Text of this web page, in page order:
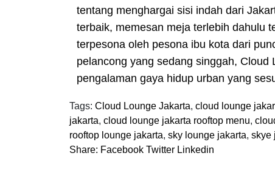
tentang menghargai sisi indah dari
terbaik, memesan meja terlebih dahulu
terpesona oleh pesona ibu kota dari
pelancong yang sedang singgah,
pengalaman gaya hidup urban yang
Tags: Cloud Lounge Jakarta, cloud lounge
jakarta, cloud lounge jakarta rooftop menu,
rooftop lounge jakarta, sky lounge jakarta, skye
Share: Facebook Twitter Linkedin